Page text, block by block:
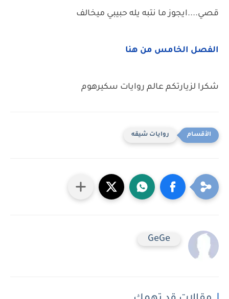
قصي....ايجوز ما نتبه يله حبيبي ميخالف
الفصل الخامس من هنا
شكرا لزيارتكم عالم روايات سكيرهوم
روايات شيقه
GeGe